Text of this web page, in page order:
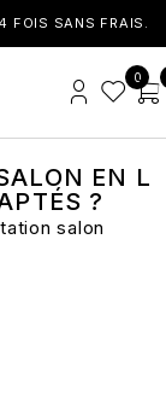
FRAIS.
0
EN L
?